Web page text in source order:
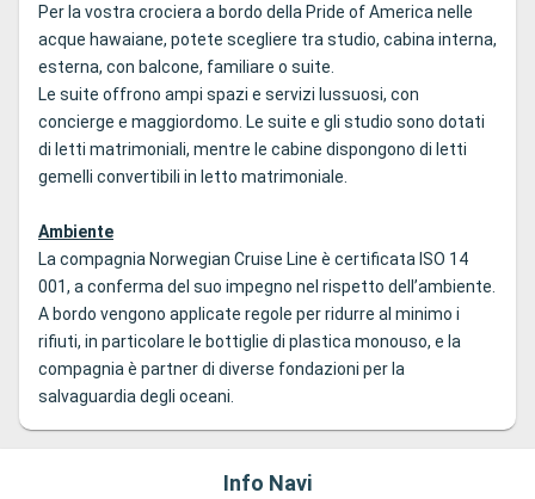
Per la vostra crociera a bordo della Pride of America nelle
acque hawaiane, potete scegliere tra studio, cabina interna,
esterna, con balcone, familiare o suite.
Le suite offrono ampi spazi e servizi lussuosi, con
concierge e maggiordomo. Le suite e gli studio sono dotati
di letti matrimoniali, mentre le cabine dispongono di letti
gemelli convertibili in letto matrimoniale.
Ambiente
La compagnia Norwegian Cruise Line è certificata ISO 14
001, a conferma del suo impegno nel rispetto dell’ambiente.
A bordo vengono applicate regole per ridurre al minimo i
rifiuti, in particolare le bottiglie di plastica monouso, e la
compagnia è partner di diverse fondazioni per la
salvaguardia degli oceani.
Info Navi